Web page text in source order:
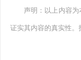
声明：以上内容
证实其内容的真实性。